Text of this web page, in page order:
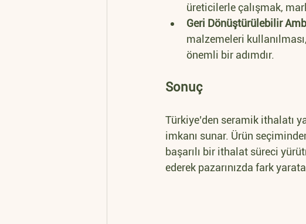
üreticilerle çalışmak,
Geri Dönüştürülebilir
malzemeleri
önemli bir adımdır.
Sonuç
Türkiye’den seramik ithalatı
imkanı sunar. Ürün
başarılı bir ithalat süreci
ederek pazarınızda fark